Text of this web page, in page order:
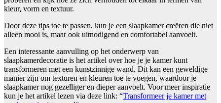
kleur, vorm en textuur.
Door deze tips toe te passen, kun je een slaapkamer creëren die niet
alleen mooi is, maar ook uitnodigend en comfortabel aanvoelt.
Een interessante aanvulling op het onderwerp van
slaapkamerdecoratie is het artikel over hoe je je kamer kunt
transformeren met een kunstzinnige wand. Dit kan een geweldige
manier zijn om texturen en kleuren toe te voegen, waardoor je
slaapkamer nog gezelliger en dieper aanvoelt. Voor meer inspiratie
kun je het artikel lezen via deze link: “Transformeer je kamer met